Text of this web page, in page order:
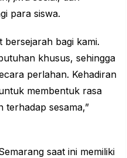
para siswa.
bersejarah bagi kami.
khusus, sehingga
perlahan. Kehadiran
membentuk rasa
terhadap sesama,”
saat ini memiliki